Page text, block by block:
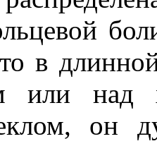
в
или над
он